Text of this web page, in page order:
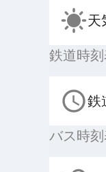
天
鉄道時
鉄
バス時